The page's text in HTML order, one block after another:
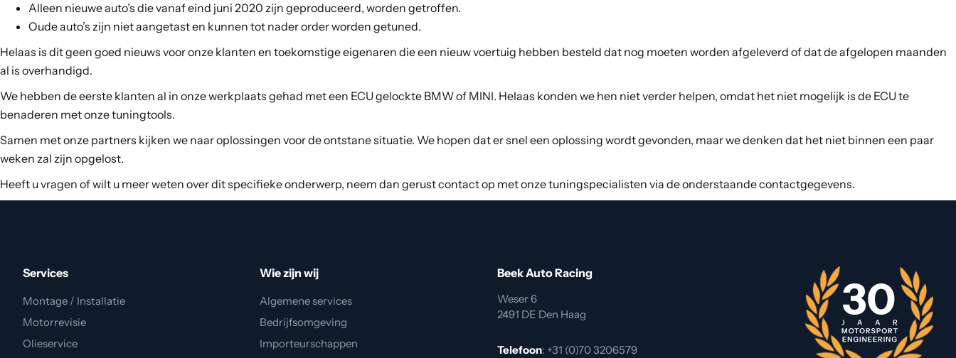
Alleen nieuwe auto’s die vanaf eind juni 2020 zijn geproduceerd, worden getroffen.
Oude auto’s zijn niet aangetast en kunnen tot nader order worden getuned.
Helaas is dit geen goed nieuws voor onze klanten en toekomstige eigenaren die een nieuw voertuig hebben besteld dat nog moeten worden afgeleverd of dat de afgelopen maanden
al is overhandigd.
We hebben de eerste klanten al in onze werkplaats gehad met een ECU gelockte BMW of MINI. Helaas konden we hen niet verder helpen, omdat het niet mogelijk is de ECU te
benaderen met onze tuningtools.
Samen met onze partners kijken we naar oplossingen voor de ontstane situatie. We hopen dat er snel een oplossing wordt gevonden, maar we denken dat het niet binnen een paar
weken zal zijn opgelost.
Heeft u vragen of wilt u meer weten over dit specifieke onderwerp, neem dan gerust contact op met onze tuningspecialisten via de onderstaande contactgegevens.
Services
Montage / Installatie
Motorrevisie
Olieservice
Wie zijn wij
Algemene services
Bedrijfsomgeving
Importeurschappen
Beek Auto Racing
Weser 6
2491 DE Den Haag
Telefoon: +31 (0)70 3206579